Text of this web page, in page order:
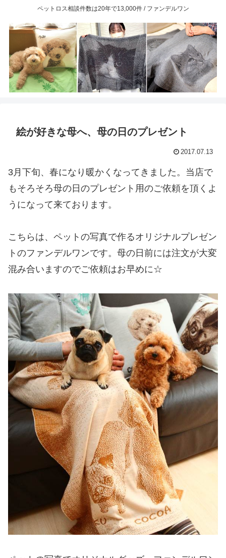
ペットロス相談件数は20年で13,000件 / ファンデルワン
絵が好きな母へ、母の日のプレゼント
2017.07.13
3月下旬、春になり暖かくなってきました。当店で
もそろそろ母の日のプレゼント用のご依頼を頂くよ
うになって来ております。
こちらは、ペットの写真で作るオリジナルプレゼン
トのファンデルワンです。母の日前には注文が大変
混み合いますのでご依頼はお早めに☆